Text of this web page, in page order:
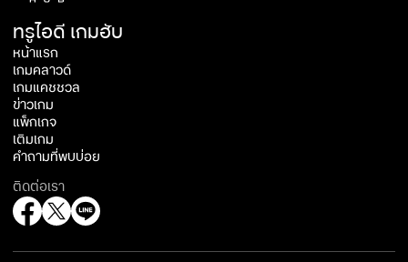
ทรูไอดี เกมฮับ
หน้าแรก
เกมคลาวด์
เกมแคชชวล
ข่าวเกม
แพ็กเกจ
เติมเกม
คำถามที่พบบ่อย
ติดต่อเรา